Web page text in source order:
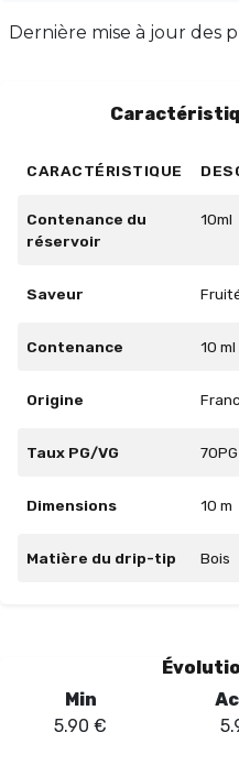
propose un équilibre
Dernière mise à jour des
CARACTÉRISTIQUE
Contenance du
réservoir
10ml
Saveur
Contenance 10 ml
Origine
Taux PG/VG
Dimensions 10 m
Matière du drip-tip Bois
Min
5.90 €